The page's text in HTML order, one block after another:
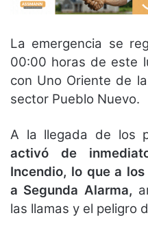
La emergencia se
00:00 horas de este
con Uno Oriente de
sector Pueblo Nuevo.
A la llegada de los
activó de
Incendio, lo que a
a Segunda Alarma,
las llamas y el peligro